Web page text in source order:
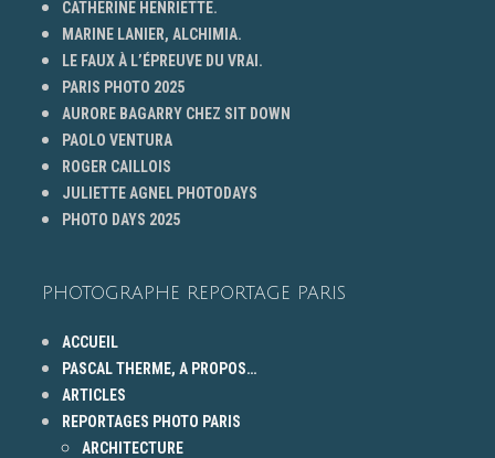
CATHERINE HENRIETTE.
MARINE LANIER, ALCHIMIA.
LE FAUX À L’ÉPREUVE DU VRAI.
PARIS PHOTO 2025
AURORE BAGARRY CHEZ SIT DOWN
PAOLO VENTURA
ROGER CAILLOIS
JULIETTE AGNEL PHOTODAYS
PHOTO DAYS 2025
PHOTOGRAPHE REPORTAGE PARIS
ACCUEIL
PASCAL THERME, A PROPOS…
ARTICLES
REPORTAGES PHOTO PARIS
ARCHITECTURE